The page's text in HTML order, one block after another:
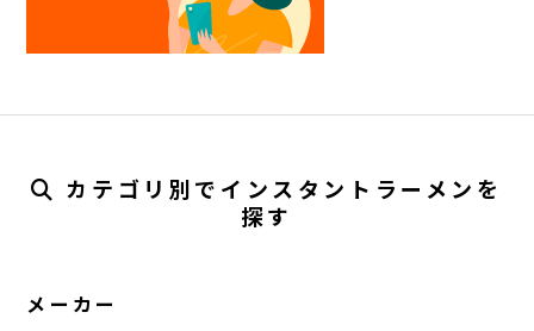
カテゴリ別でインスタントラーメンを
探す
メーカー